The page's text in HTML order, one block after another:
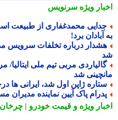
ویژهسرنویس
محمدغفاری از طبیعت
آبادان برد!
درباره تخلفات سرویس
مربی تیم ملی ایتالیا/
شد
ژاپن اول شد، ایرانی ها
پاک آیین نماینده مدیران
ویژهو قیمت خودرو | چرخان